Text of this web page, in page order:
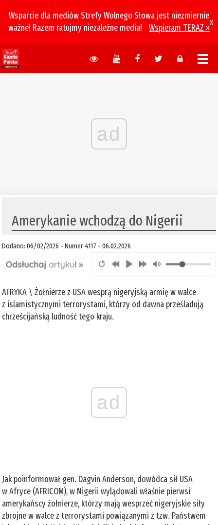
Wsparcie dla mediów Strefy Wolnego Słowa jest niezmiernie
ważne! Razem ratujmy niezależne media!
Wspieram TERAZ »
x
ad
Amerykanie wchodzą do Nigerii
Dodano: 06/02/2026 - Numer 4117 - 06.02.2026
AFRYKA \ Żołnierze z USA wesprą nigeryjską armię w walce
z islamistycznymi terrorystami, którzy od dawna prześladują
chrześcijańską ludność tego kraju.
ad
Jak poinformował gen. Dagvin Anderson, dowódca sił USA
w Afryce (AFRICOM), w Nigerii wylądowali właśnie pierwsi
amerykańscy żołnierze, którzy mają wesprzeć nigeryjskie siły
zbrojne w walce z terrorystami powiązanymi z tzw. Państwem